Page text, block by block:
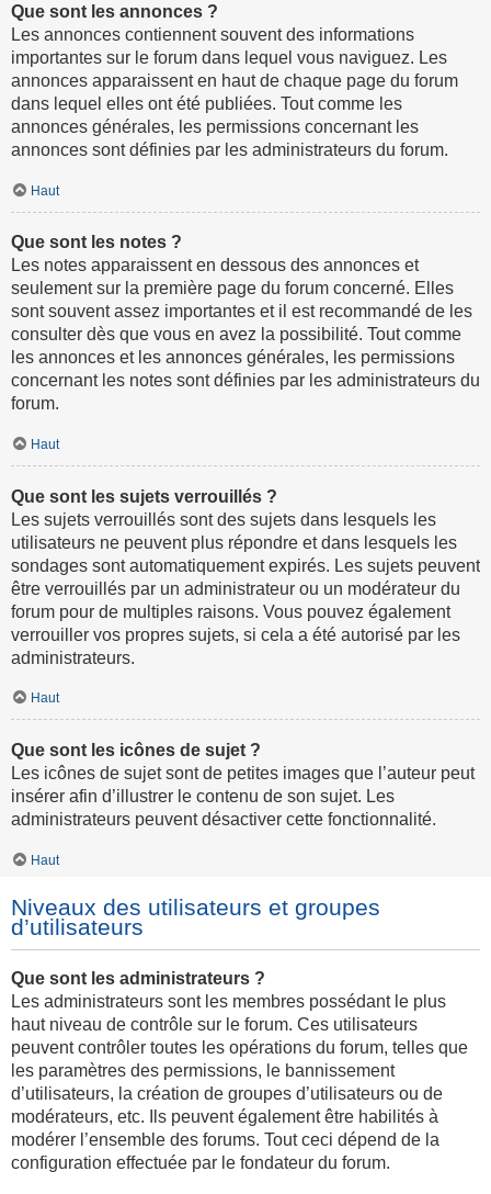
Que sont les annonces ?
Les annonces contiennent souvent des informations
importantes sur le forum dans lequel vous naviguez. Les
annonces apparaissent en haut de chaque page du forum
dans lequel elles ont été publiées. Tout comme les
annonces générales, les permissions concernant les
annonces sont définies par les administrateurs du forum.
Haut
Que sont les notes ?
Les notes apparaissent en dessous des annonces et
seulement sur la première page du forum concerné. Elles
sont souvent assez importantes et il est recommandé de les
consulter dès que vous en avez la possibilité. Tout comme
les annonces et les annonces générales, les permissions
concernant les notes sont définies par les administrateurs du
forum.
Haut
Que sont les sujets verrouillés ?
Les sujets verrouillés sont des sujets dans lesquels les
utilisateurs ne peuvent plus répondre et dans lesquels les
sondages sont automatiquement expirés. Les sujets peuvent
être verrouillés par un administrateur ou un modérateur du
forum pour de multiples raisons. Vous pouvez également
verrouiller vos propres sujets, si cela a été autorisé par les
administrateurs.
Haut
Que sont les icônes de sujet ?
Les icônes de sujet sont de petites images que l’auteur peut
insérer afin d’illustrer le contenu de son sujet. Les
administrateurs peuvent désactiver cette fonctionnalité.
Haut
Niveaux des utilisateurs et groupes
d’utilisateurs
Que sont les administrateurs ?
Les administrateurs sont les membres possédant le plus
haut niveau de contrôle sur le forum. Ces utilisateurs
peuvent contrôler toutes les opérations du forum, telles que
les paramètres des permissions, le bannissement
d’utilisateurs, la création de groupes d’utilisateurs ou de
modérateurs, etc. Ils peuvent également être habilités à
modérer l’ensemble des forums. Tout ceci dépend de la
configuration effectuée par le fondateur du forum.